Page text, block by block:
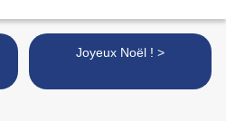
Joyeux Noël ! >